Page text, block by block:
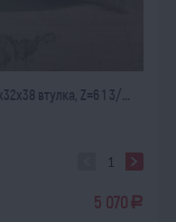
втулка, Z=6 1 3/...
5 070 a